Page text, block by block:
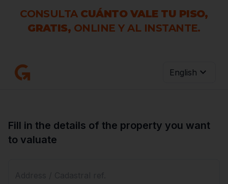
CONSULTA CUÁNTO VALE TU PISO,
GRATIS, ONLINE Y AL INSTANTE.